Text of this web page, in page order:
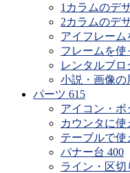
1カラムのデ
2カラムのデ
アイフレーム
フレームを使
レンタルブ
小説・画像の
パーツ 615
アイコン・ボ
カウンタに使
テーブルで使
バナー台 400
ライン・区切